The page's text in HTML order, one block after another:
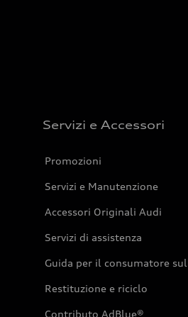
Servizi e Accessori
Promozioni
Servizi e Manutenzione
Accessori Originali Audi
Servizi di assistenza
Guida per il consumatore
Restituzione e riciclo
Contributo AdBlue®